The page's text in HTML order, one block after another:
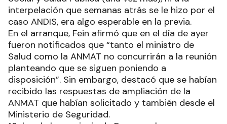
interpelación que semanas atrás se le hizo por el
caso ANDIS, era algo esperable en la previa.
En el arranque, Fein afirmó que en el día de ayer
fueron notificados que “tanto el ministro de
Salud como la ANMAT no concurrirán a la reunión
planteando que se siguen poniendo a
disposición”. Sin embargo, destacó que se habían
recibido las respuestas de ampliación de la
ANMAT que habían solicitado y también desde el
Ministerio de Seguridad.